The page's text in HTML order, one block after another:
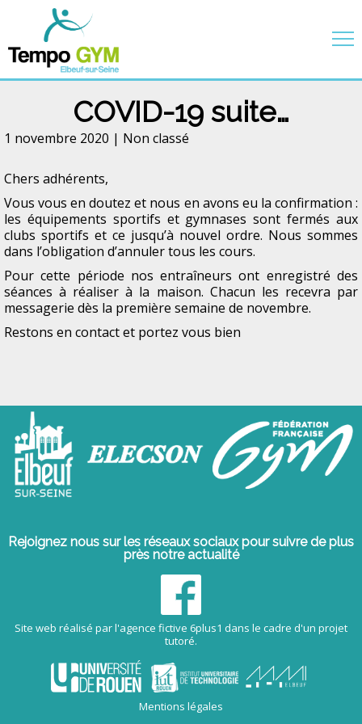
COVID-19 suite…
1 novembre 2020 | Non classé
Chers adhérents,
Vous vous en doutez et nous en avons eu la confirmation :
les équipements sportifs et gymnases sont fermés aux
clubs sportifs et ce jusqu’à nouvel ordre. Nous sommes
dans l’obligation d’annuler tous les cours.
Pour cette période nos entraîneurs ont enregistré des
séances à réaliser à la maison. Chacun les recevra par
messagerie dès la première semaine de novembre.
Restons en contact et portez vous bien
Rejoignez nous sur les réseaux sociaux pour suivre de plus
près notre actualité
Site web réalisé par l'agence fictive 6plus1 dans le cadre d'un projet
tutoré.
Mentions légales